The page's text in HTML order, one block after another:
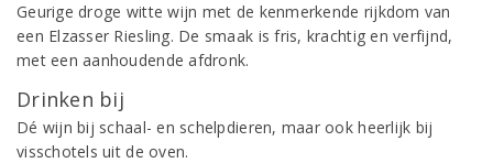
Geurige droge witte wijn met de kenmerkende rijkdom van
een Elzasser Riesling. De smaak is fris, krachtig en verfijnd,
met een aanhoudende afdronk.
Drinken bij
Dé wijn bij schaal- en schelpdieren, maar ook heerlijk bij
visschotels uit de oven.